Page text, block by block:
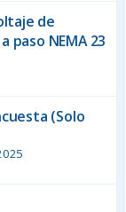
de
paso NEMA 23
(Solo